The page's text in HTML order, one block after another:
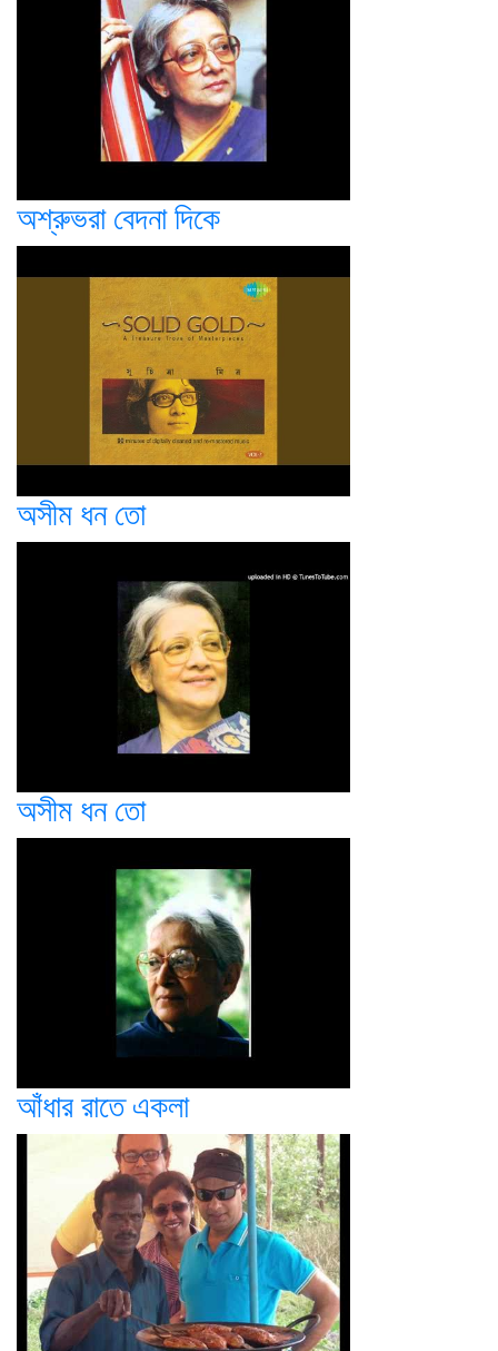
অশ্রুভরা বেদনা দিকে
অসীম ধন তো
অসীম ধন তো
আঁধার রাতে একলা